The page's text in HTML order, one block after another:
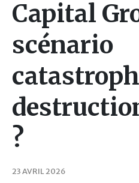
Capital
scénario
?
23 AVRIL 2026